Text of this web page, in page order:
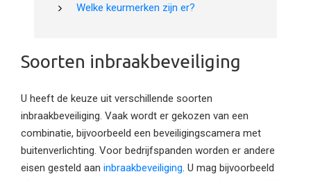
Welke keurmerken zijn er?
Soorten inbraakbeveiliging
U heeft de keuze uit verschillende soorten
inbraakbeveiliging. Vaak wordt er gekozen van een
combinatie, bijvoorbeeld een beveiligingscamera met
buitenverlichting. Voor bedrijfspanden worden er andere
eisen gesteld aan inbraakbeveiliging. U mag bijvoorbeeld